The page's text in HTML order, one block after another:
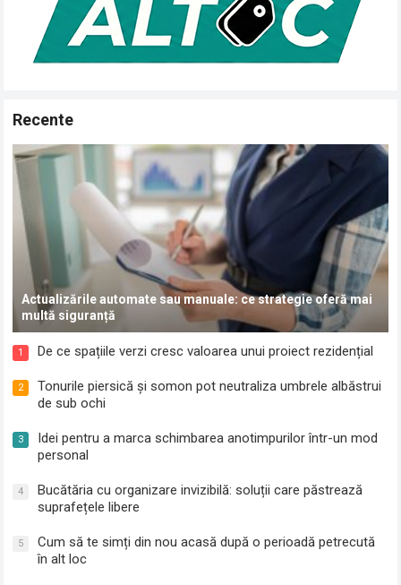
Recente
Actualizările automate sau manuale: ce strategie oferă mai
multă siguranță
1 De ce spațiile verzi cresc valoarea unui proiect rezidențial
2
Tonurile piersică și somon pot neutraliza umbrele albăstrui
de sub ochi
3
Idei pentru a marca schimbarea anotimpurilor într-un mod
personal
4
Bucătăria cu organizare invizibilă: soluții care păstrează
suprafețele libere
5
Cum să te simți din nou acasă după o perioadă petrecută
în alt loc